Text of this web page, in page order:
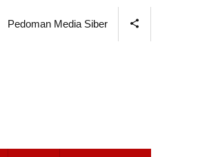
Pedoman Media Siber